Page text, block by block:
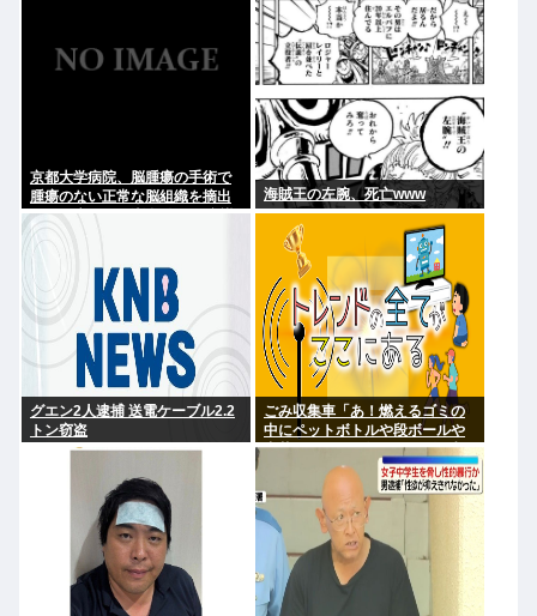
京都大学病院、脳腫瘍の手術で
腫瘍のない正常な脳組織を摘出
する医療ミス 脳幹損傷で、意識
はあるが自発呼吸が確認できな
海賊王の左腕、死亡www
グエン2人逮捕 送電ケーブル2.2
トン窃盗
ごみ収集車「あ！燃えるゴミの
中にペットボトルや段ボールや
中華鍋やドラム缶やテレビが入
ってる！」